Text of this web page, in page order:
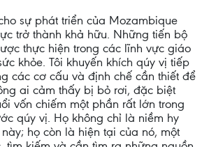
sự phát triển của Mozambique
trở thành khả hữu. Những tiến bộ
thực hiện trong các lĩnh vực giáo
khỏe. Tôi khuyến khích qúy vị tiếp
các cơ cấu và định chế cần thiết để
ai cảm thấy bị bỏ rơi, đặc biệt
vốn chiếm một phần rất lớn trong
qúy vị. Họ không chỉ là niềm hy
họ còn là hiện tại của nó, một